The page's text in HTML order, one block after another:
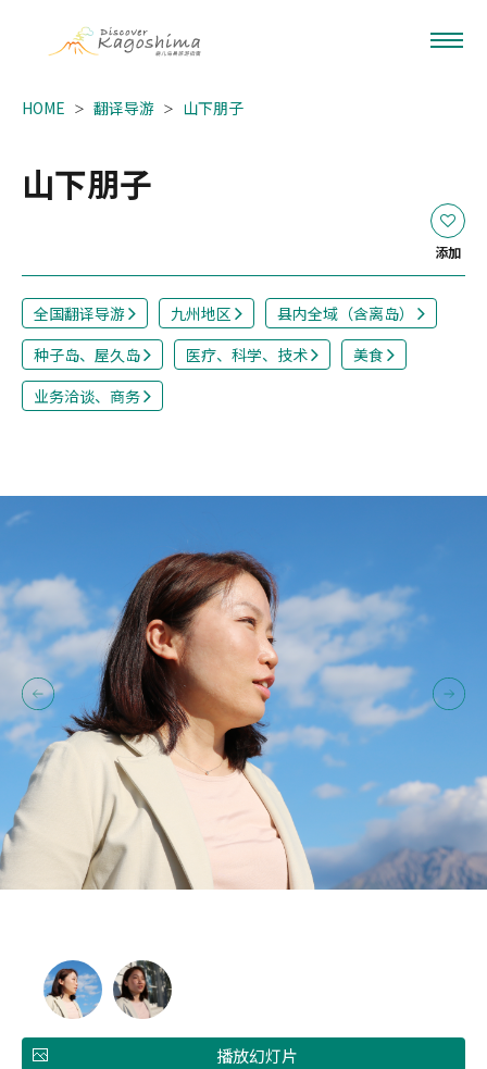
HOME 翻译导游 山下朋子
山下朋子
添加
全国翻译导游 九州地区
县内全域（含离岛）
种子岛、屋久岛
医疗、科学、技术
美食
业务洽谈、商务
播放幻灯片